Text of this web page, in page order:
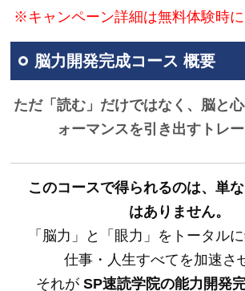
※キャンペーン詳細は無料体験時に
脳力開発完成コース 概要
ただ「読む」だけではなく、脳と
ォーマンスを引き出すトレー
このコースで得られるのは、単
はありません。
「脳力」と「眼力」をトータル
仕事・人生すべてを加速
それが SP速読学院の能力開発